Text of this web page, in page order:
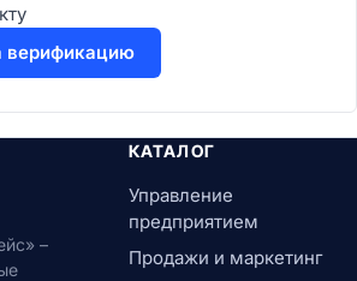
верификацию
–
КАТАЛОГ
Управление
предприятием
Продажи и маркетинг